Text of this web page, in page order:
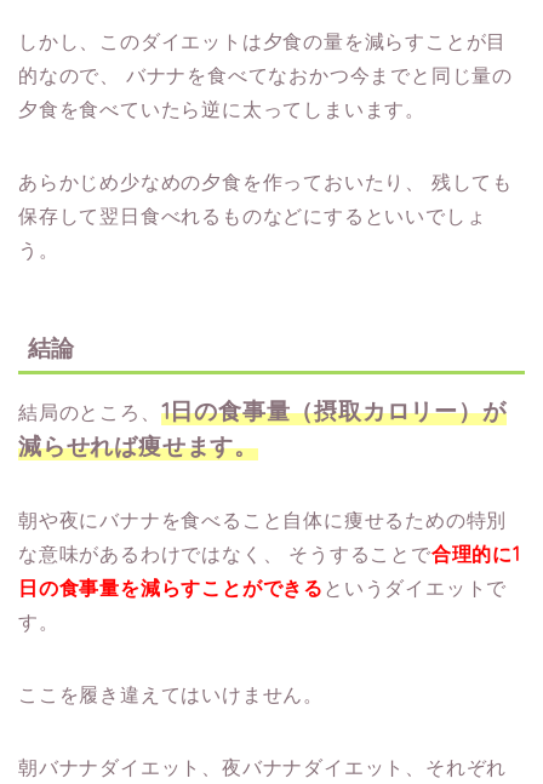
しかし、このダイエットは夕食の量を減らすことが目
的なので、
バナナを食べてなおかつ今までと同じ量の
夕食を食べていたら逆に太ってしまいます。
あらかじめ少なめの夕食を作っておいたり、
残しても
保存して翌日食べれるものなどにするといいでしょ
う。
結論
結局のところ、 1日の食事量（摂取カロリー）が
減らせれば痩せます。
朝や夜にバナナを食べること自体に痩せるための特別
な意味があるわけではなく、
そうすることで合理的に1
日の食事量を減らすことができる というダイエットで
す。
ここを履き違えてはいけません。
朝バナナダイエット、夜バナナダイエット、それぞれ